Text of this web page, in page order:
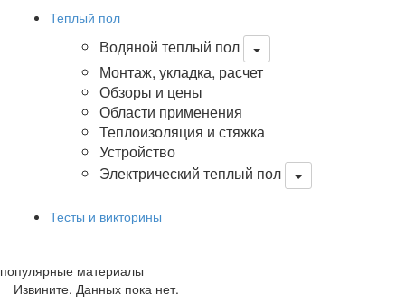
Теплый пол
Водяной теплый пол
Монтаж, укладка, расчет
Обзоры и цены
Области применения
Теплоизоляция и стяжка
Устройство
Электрический теплый пол
Тесты и викторины
популярные материалы
Извините. Данных пока нет.